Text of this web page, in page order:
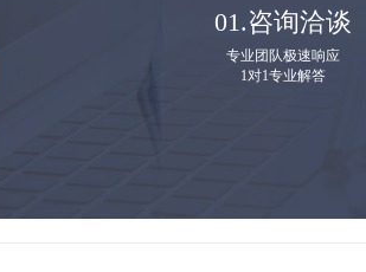
01.咨询洽谈
专业团队极速响应
1对1专业解答